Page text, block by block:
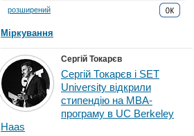
розширений
Міркування
Сергій Токарєв
Сергій Токарєв і SET
University відкрили
стипендію на MBA-
програму в UC Berkeley
Haas